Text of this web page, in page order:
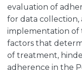
evaluation of
for data collection,
implementation of
factors that
of treatment,
adherence in the